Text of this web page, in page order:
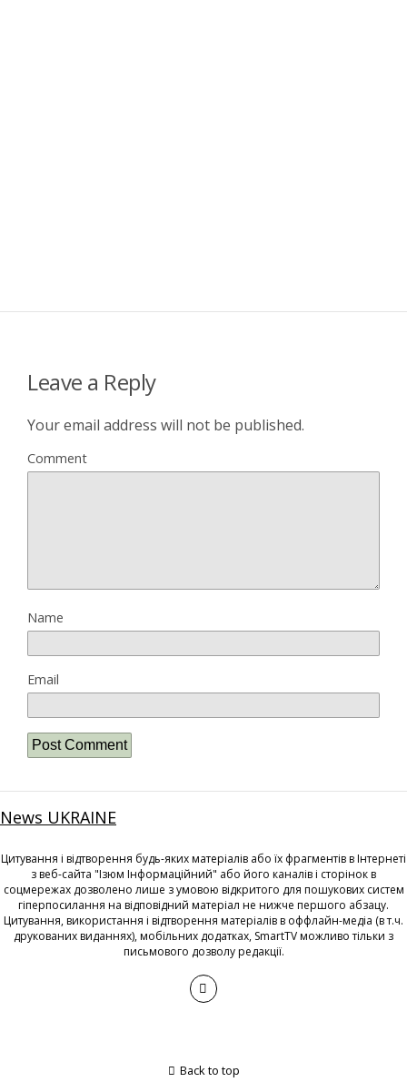
Leave a Reply
Your email address will not be published.
Comment
Name
Email
News UKRAINE
Цитування і відтворення будь-яких матеріалів або їх фрагментів в Інтернеті
з веб-сайта "Ізюм Інформаційний" або його каналів і сторінок в
соцмережах дозволено лише з умовою відкритого для пошукових систем
гіперпосилання на відповідний матеріал не нижче першого абзацу.
Цитування, використання і відтворення матеріалів в оффлайн-медіа (в т.ч.
друкованих виданнях), мобільних додатках, SmartTV можливо тільки з
письмового дозволу редакції.
Back to top